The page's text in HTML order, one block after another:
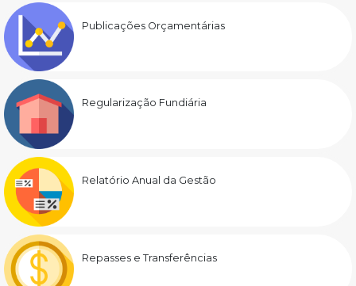
Publicações Orçamentárias
Regularização Fundiária
Relatório Anual da Gestão
Repasses e Transferências